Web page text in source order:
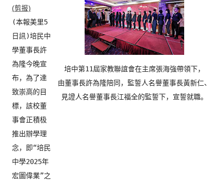
見證人名譽董事長江福全的監誓下，宣誓就職。
(本報美里5
日訊)培民中
學董事長許
為隆今晚宣
布， 為了達
致崇高的目
標，該校董
事會正積极
推出辦學理
念，即“培民
中學2025年
宏圖偉業”之